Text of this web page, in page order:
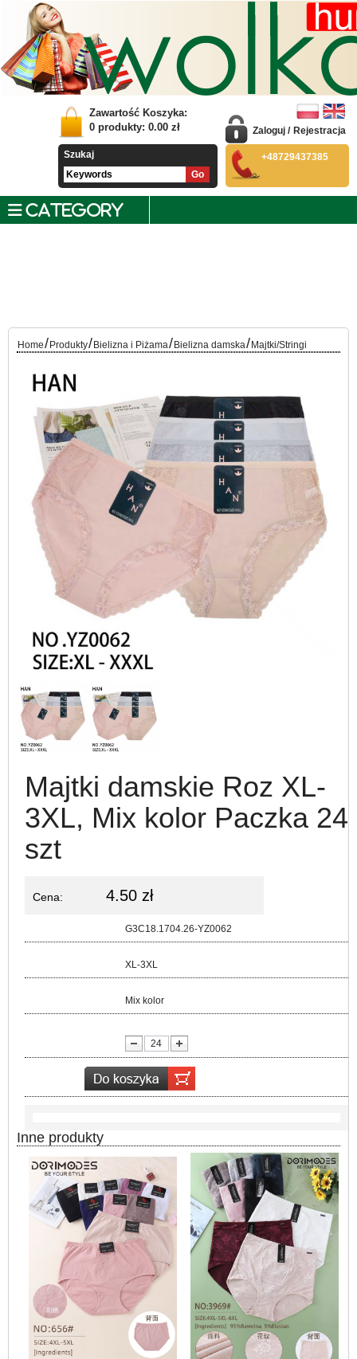
Zawartość Koszyka:
0 produkty: 0.00 zł
Szukaj
Zaloguj / Rejestracja
+48729437385
CATEGORY
Home/ Produkty/ Bielizna i Piżama/ Bielizna damska/ Majtki/Stringi
Majtki damskie Roz XL-
3XL, Mix kolor Paczka 24
szt
Cena: 4.50 zł
G3C18.1704.26-YZ0062
XL-3XL
Mix kolor
Inne produkty